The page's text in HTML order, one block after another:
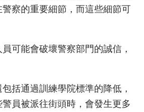
察的重要細節，而這些細節可
可能會破壞警察部門的誠信，
括通過訓練學院標準的降低，
員被派往街頭時，會發生更多